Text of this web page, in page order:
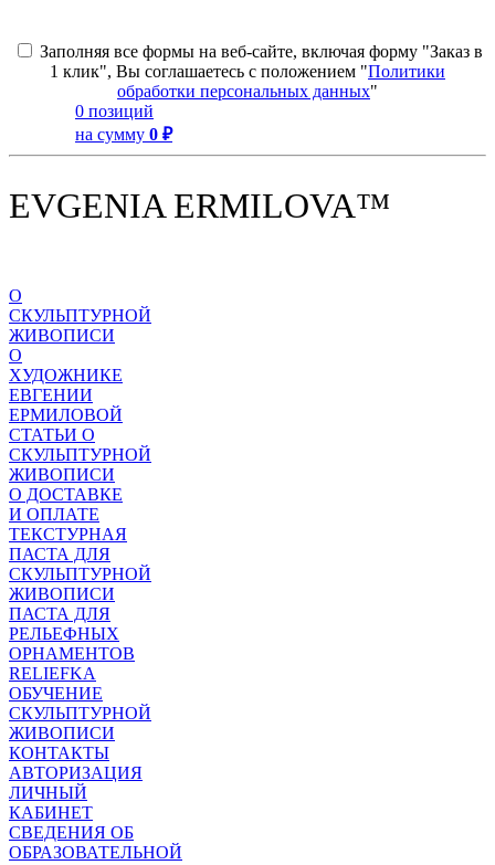
Заполняя все формы на веб-сайте, включая форму "Заказ в
1 клик", Вы соглашаетесь с положением "Политики
обработки персональных данных"
0 позиций
на сумму 0 ₽
EVGENIA ERMILOVA™
О
СКУЛЬПТУРНОЙ
ЖИВОПИСИ
О
ХУДОЖНИКЕ
ЕВГЕНИИ
ЕРМИЛОВОЙ
СТАТЬИ О
СКУЛЬПТУРНОЙ
ЖИВОПИСИ
О ДОСТАВКЕ
И ОПЛАТЕ
ТЕКСТУРНАЯ
ПАСТА ДЛЯ
СКУЛЬПТУРНОЙ
ЖИВОПИСИ
ПАСТА ДЛЯ
РЕЛЬЕФНЫХ
ОРНАМЕНТОВ
RELIEFKA
ОБУЧЕНИЕ
СКУЛЬПТУРНОЙ
ЖИВОПИСИ
КОНТАКТЫ
АВТОРИЗАЦИЯ
ЛИЧНЫЙ
КАБИНЕТ
СВЕДЕНИЯ ОБ
ОБРАЗОВАТЕЛЬНОЙ